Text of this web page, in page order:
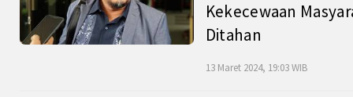
Kekecewaan
Ditahan
13 Maret 2024, 19:03 WIB